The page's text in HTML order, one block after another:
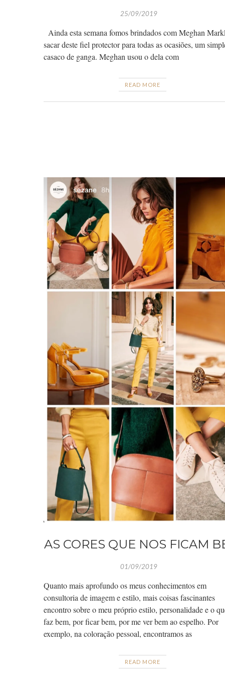
25/09/2019
Ainda esta semana fomos brindados com Meghan
sacar deste fiel protector para todas as ocasiões, um
casaco de ganga. Meghan usou o dela com
READ MORE
AS CORES QUE NOS FICAM
01/09/2019
Quanto mais aprofundo os meus conhecimentos em
consultoria de imagem e estilo, mais coisas fascinantes
encontro sobre o meu próprio estilo, personalidade e o
faz bem, por ficar bem, por me ver bem ao espelho. Por
exemplo, na coloração pessoal, encontramos as
READ MORE